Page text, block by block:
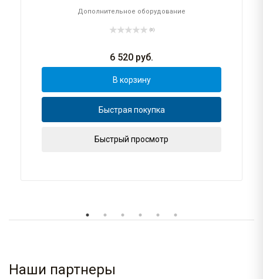
Дополнительное оборудование
(0)
6 520 руб.
В корзину
Быстрая покупка
Быстрый просмотр
Наши партнеры